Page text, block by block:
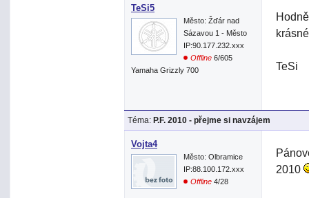
TeSi5
Město: Žďár nad
Sázavou 1 - Město
IP:90.177.232.xxx
Offline 6/605
Yamaha Grizzly 700
TeSi
Téma: P.F. 2010 - přejme si navzájem
Vojta4
Město: Olbramice
IP:88.100.172.xxx
Offline 4/28
2010